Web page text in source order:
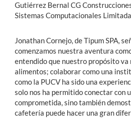
Gutiérrez Bernal CG
Sistemas Computacionales
Jonathan Cornejo, de Tipum SPA,
comenzamos nuestra aventura
entendido que nuestro propósito va
alimentos; colaborar como una
como la PUCV ha sido una
solo nos ha permitido conectar con
comprometida, sino también
cafetería puede hacer una gran